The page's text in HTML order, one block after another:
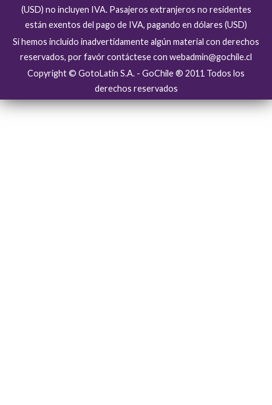
(USD) no incluyen IVA. Pasajeros extranjeros no residentes
están exentos del pago de IVA, pagando en dólares (USD)
Si hemos incluído inadvertidamente algún material con derechos
reservados, por favór contáctese con webadmin@gochile.cl
Copyright © GotoLatin S.A. - GoChile ® 2011 Todos los
derechos reservados